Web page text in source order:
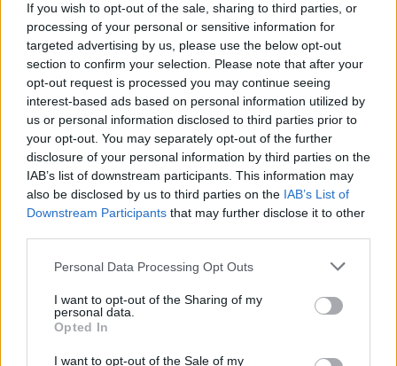
If you wish to opt-out of the sale, sharing to third parties, or
processing of your personal or sensitive information for
targeted advertising by us, please use the below opt-out
section to confirm your selection. Please note that after your
opt-out request is processed you may continue seeing
interest-based ads based on personal information utilized by
us or personal information disclosed to third parties prior to
your opt-out. You may separately opt-out of the further
disclosure of your personal information by third parties on the
IAB’s list of downstream participants. This information may
also be disclosed by us to third parties on the IAB’s List of
Downstream Participants that may further disclose it to other
Please note that this website/app uses one or more Google
not limited to your visit or usage behaviour. You may click to
grant or deny consent to Google and its third-party tags to
use your data for below specified purposes in below Google
consent section.
Personal Data Processing Opt Outs
I want to opt-out of the Sharing of my
personal data.
Opted In
I want to opt-out of the Sale of my
window.
Napokkal később, az IMS-en tartott
sajtóbeszélgetésen a francia versenyző azt
mondta, félreértették a helyzetet, és esze ágában
sem volt fizikai konfliktust kezdeményezni.
EZEKET IS AJÁNLJUK